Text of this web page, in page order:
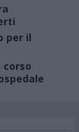
per il
corso